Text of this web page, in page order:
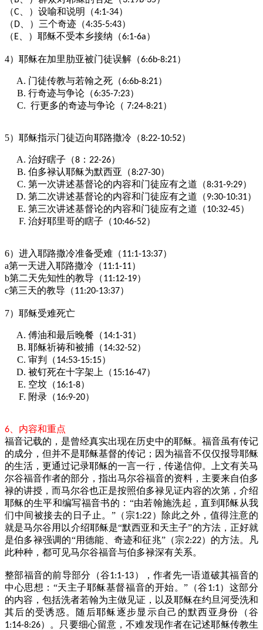
（C 、）设喻和说明（4:1-34）
（ D 、）三个奇迹（4:35-5:43）
（ E 、）耶稣不受本乡接纳（6:1-6a）
4）耶稣在加里肋亚被门徒误解（6:6b-8:21）
门徒传教与若翰之死（6:6b-8:21）
行奇迹与争论（6:35-7:23）
行更多的奇迹与争论（ 7:24-8:21）
5）耶稣指示门徒迈向耶路撒冷（8:22-10:52）
治好瞎子（8 ： 22-26）
伯多禄认耶稣为默西亚（8:27-30）
第一次讲述基督论的内容和门徒应有之道（8:31-9:29）
第二次讲述基督论的内容和门徒应有之道（9:30-10:31）
第三次讲述基督论的内容和门徒应有之道（10:32-45）
治好耶里哥的瞎子（10:46-52）
6）进入耶路撒冷准备受难（11:1-13:37）
a第一天进入耶路撒冷（11:1-11）
b第二天先知性的教导（11:12-19）
c第三天的教导（11:20-13:37）
7）耶稣受难死亡
傅油和最后晚餐（14:1-31）
耶稣祈祷和被捕（14:32-52）
审判（14:53-15:15）
被钉死在十字架上（15:16-47）
空坟（16:1-8）
附录（16:9-20）
6 、内容和重点
福音记载的，是曾经真实出现在历史中的耶稣。福音虽有传记
的成分，但并不是耶稣基督的传记；因为福音不仅仅报导耶稣
的生活，更通过记录耶稣的一言一行，传递信仰。上文有关马
尔谷福音作者的部分，指出马尔谷福音的资料，主要来自伯多
禄的讲授，而马尔谷也正是按照伯多禄见证内容的次第，介绍
耶稣的生平和编写福音书的：“由若翰施洗起，直到耶稣从我
们中间被接去的日子止。”（宗1:22）除此之外，值得注意的
就是马尔谷用以介绍耶稣是“默西亚和天主子”的方法，正好就
是伯多禄强调的“用德能、奇迹和征兆”（宗2:22）的方法。凡
此种种，都可见马尔谷福音与伯多禄深有关系。
整部福音的前导部分（谷1:1-13），作者先一语道破其福音的
中心思想：“天主子耶稣基督福音的开始。”（谷1:1）这部分
的内容，包括洗者若翰为主做见证，以及耶稣在约旦河受洗和
其后的受诱惑。随后耶稣逐步显示自己的默西亚身份（谷
1:14-8:26）。只要细心留意，不难发现作者在记述耶稣传教生